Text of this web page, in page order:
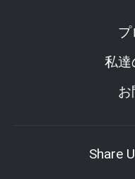
形、隠された形機能を
ル、混合された繊維材
およびズボン等の生地
なシングルまたはダブ
プ
私達
お
Share